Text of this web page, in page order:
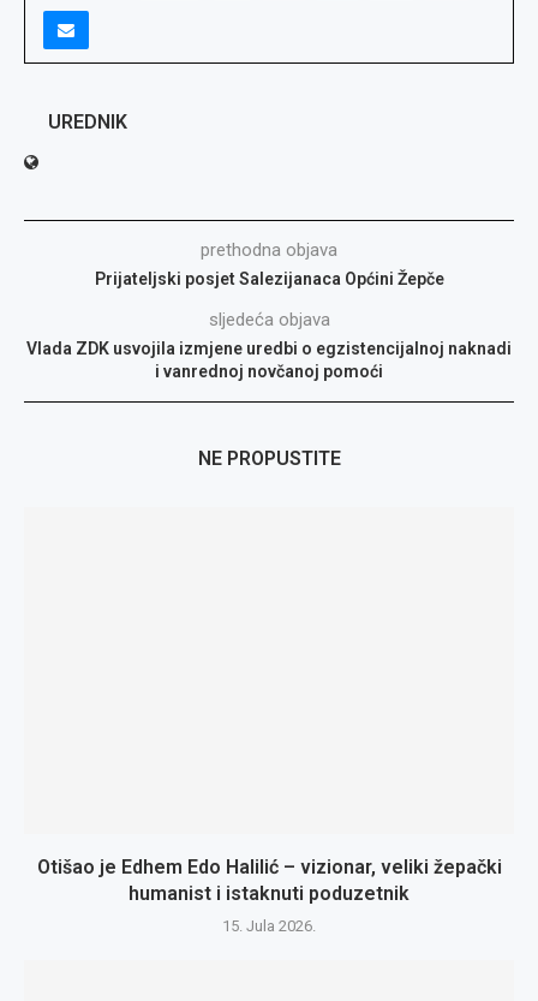
UREDNIK
prethodna objava
Prijateljski posjet Salezijanaca Općini Žepče
sljedeća objava
Vlada ZDK usvojila izmjene uredbi o egzistencijalnoj naknadi
i vanrednoj novčanoj pomoći
NE PROPUSTITE
Otišao je Edhem Edo Halilić – vizionar, veliki žepački
humanist i istaknuti poduzetnik
15. Jula 2026.